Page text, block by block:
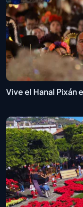
Vive el Hanal Pixán